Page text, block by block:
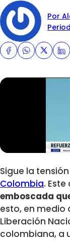
Por
Sigue la
Colombia.
emboscada
esto, en medio
Liberación
colombiana, a